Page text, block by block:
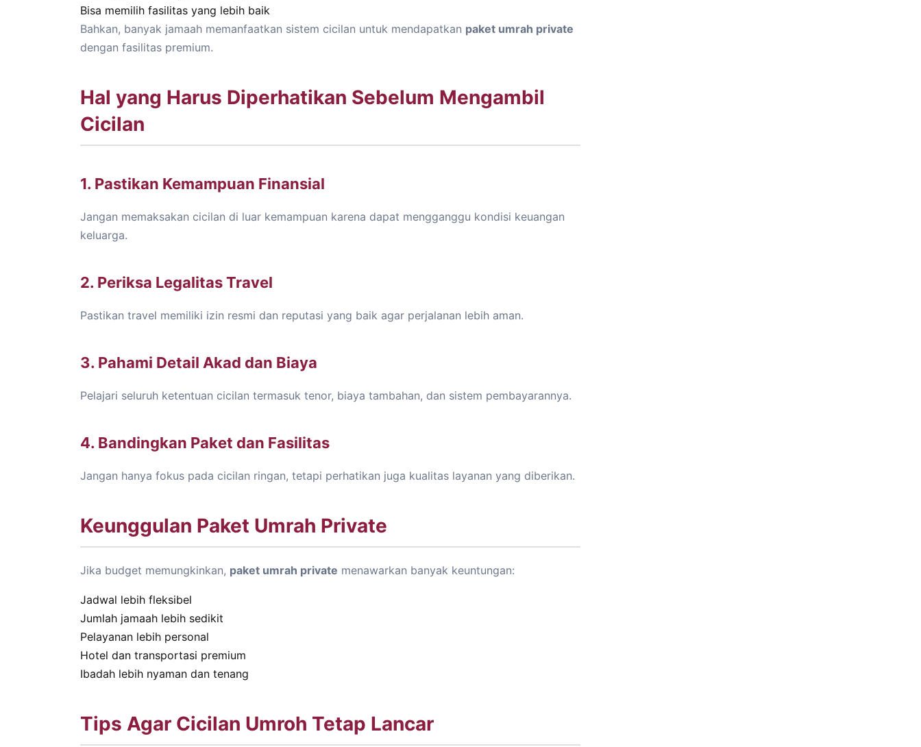
Bisa memilih fasilitas yang lebih baik
Bahkan, banyak jamaah memanfaatkan sistem cicilan untuk mendapatkan paket umrah private
dengan fasilitas premium.
Hal yang Harus Diperhatikan Sebelum Mengambil
Cicilan
1. Pastikan Kemampuan Finansial
Jangan memaksakan cicilan di luar kemampuan karena dapat mengganggu kondisi keuangan
keluarga.
2. Periksa Legalitas Travel
Pastikan travel memiliki izin resmi dan reputasi yang baik agar perjalanan lebih aman.
3. Pahami Detail Akad dan Biaya
Pelajari seluruh ketentuan cicilan termasuk tenor, biaya tambahan, dan sistem pembayarannya.
4. Bandingkan Paket dan Fasilitas
Jangan hanya fokus pada cicilan ringan, tetapi perhatikan juga kualitas layanan yang diberikan.
Keunggulan Paket Umrah Private
Jika budget memungkinkan, paket umrah private menawarkan banyak keuntungan:
Jadwal lebih fleksibel
Jumlah jamaah lebih sedikit
Pelayanan lebih personal
Hotel dan transportasi premium
Ibadah lebih nyaman dan tenang
Tips Agar Cicilan Umroh Tetap Lancar